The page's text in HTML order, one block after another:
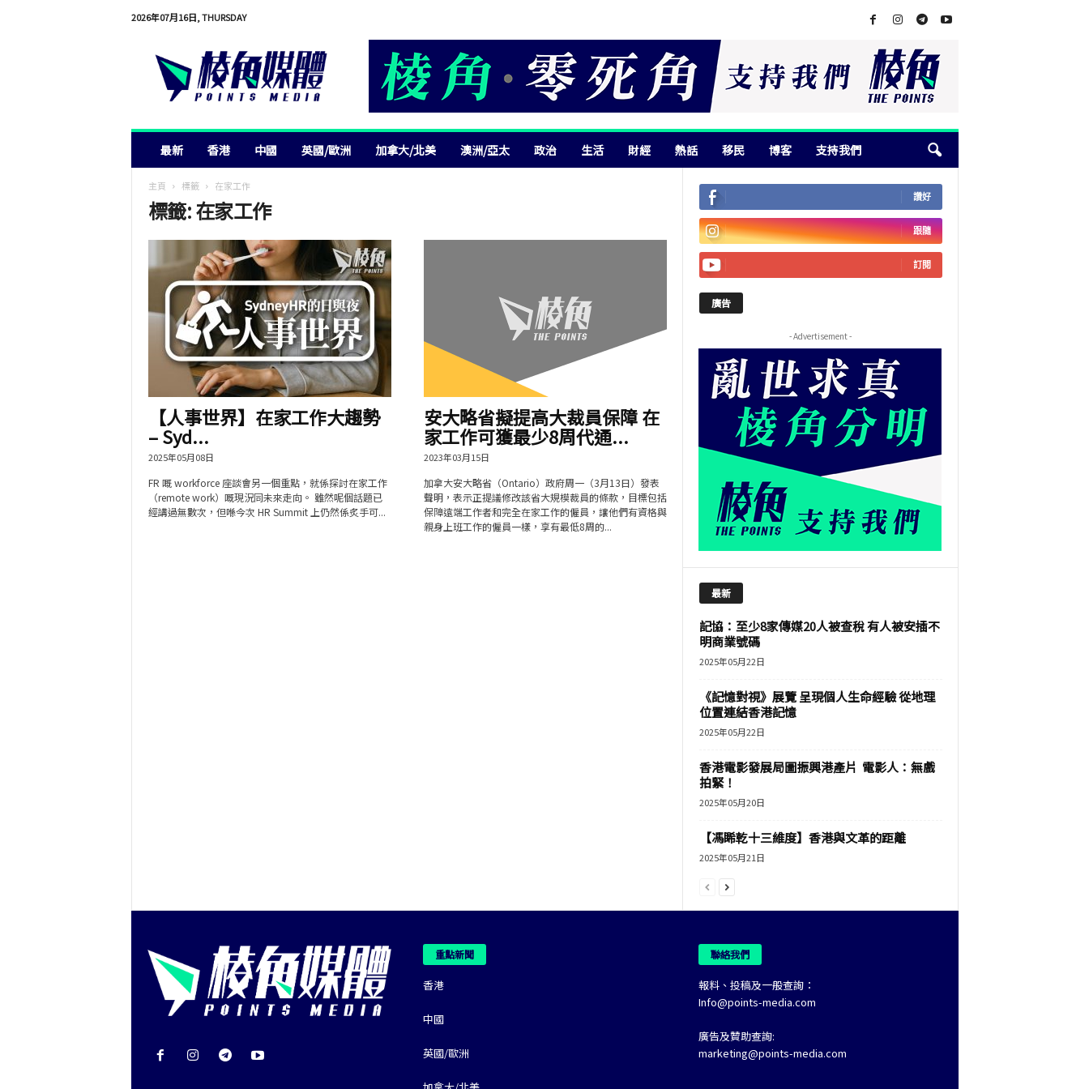
2026年07月16日, THURSDAY
最新 香港 中國 英國/歐洲 加拿大/北美 澳洲/亞太 政治 生活 財經 熱話 移民 博客 支持我們
主頁 標籤 在家工作
標籤: 在家工作
【人事世界】在家工作大趨勢
– Syd...
2025年05月08日
FR 嘅 workforce 座談會另一個重點，就係探討在家工作
（remote work）嘅現況同未來走向。 雖然呢個話題已
經講過無數次，但喺今次 HR Summit 上仍然係炙手可...
安大略省擬提高大裁員保障 在
家工作可獲最少8周代通...
2023年03月15日
加拿大安大略省（Ontario）政府周一（3月13日）發表
聲明，表示正提議修改該省大規模裁員的條款，目標包括
保障遠端工作者和完全在家工作的僱員，讓他們有資格與
親身上班工作的僱員一樣，享有最低8周的...
讚好
跟隨
訂閱
廣告
- Advertisement -
最新
記協：至少8家傳媒20人被查稅 有人被安插不
明商業號碼
2025年05月22日
《記憶對視》展覽 呈現個人生命經驗 從地理
位置連結香港記憶
2025年05月22日
香港電影發展局圖振興港產片 電影人：無戲
拍緊！
2025年05月20日
【馮睎乾十三維度】香港與文革的距離
2025年05月21日
重點新聞
香港
中國
英國/歐洲
聯絡我們
報料、投稿及一般查詢：
Info@points-media.com
廣告及贊助查詢:
marketing@points-media.com